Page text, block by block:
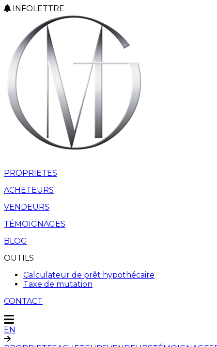
INFOLETTRE
PROPRIETES
ACHETEURS
VENDEURS
TÉMOIGNAGES
BLOG
OUTILS
Calculateur de prêt hypothécaire
Taxe de mutation
CONTACT
EN